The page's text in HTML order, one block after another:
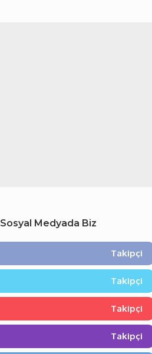
Sosyal Medyada Biz
Takipçi
Takipçi
Takipçi
Takipçi